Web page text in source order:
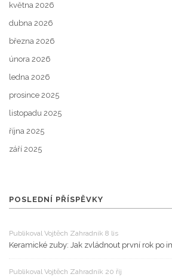
května 2026
dubna 2026
března 2026
února 2026
ledna 2026
prosince 2025
listopadu 2025
října 2025
září 2025
POSLEDNÍ PŘÍSPĚVKY
Publikoval Vojtěch Zahradník 8 lis
Keramické zuby: Jak zvládnout první rok po
Publikoval Vojtěch Zahradník 20 říj